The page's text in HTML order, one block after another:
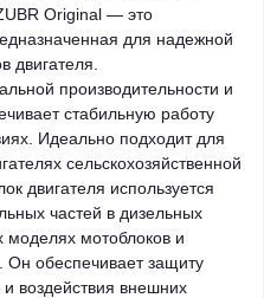
Original — это
для надежной
двигателя.
производительности и
стабильную работу
Идеально подходит для
сельскохозяйственной
двигателя используется
частей в дизельных
моделях мотоблоков и
Он обеспечивает защиту
и воздействия внешних